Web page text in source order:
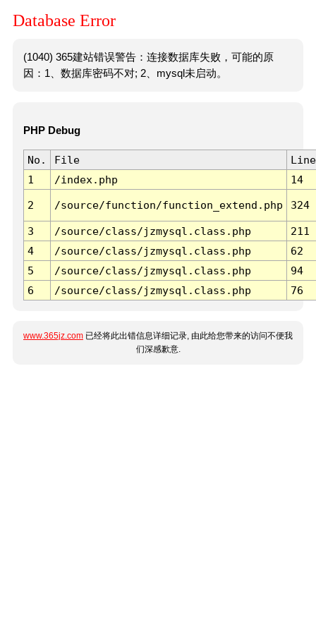
Database Error
(1040) 365建站错误警告：连接数据库失败，可能的原
因：1、数据库密码不对; 2、mysql未启动。
PHP Debug
No. File
Line
1
/index.php 14
2 /source/function/function_extend.php 324
3 /source/class/jzmysql.class.php
211
4
/source/class/jzmysql.class.php
62
5
/source/class/jzmysql.class.php
94
6
/source/class/jzmysql.class.php 76
www.365jz.com 已经将此出错信息详细记录, 由此给您带来的访问不便我
们深感歉意.